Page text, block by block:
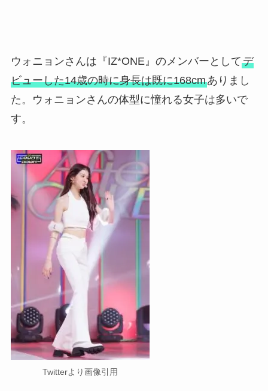
ウォニョンさんは『IZ*ONE』のメンバーとしてデ
ビューした14歳の時に身長は既に168cmありまし
た。ウォニョンさんの体型に憧れる女子は多いで
す。
Twitterより画像引用